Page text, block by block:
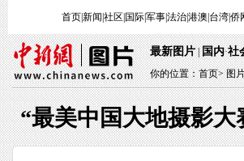
首页|新闻 社区 国际|军事|法治|港澳 台湾|侨
最新图片|国内·社
你的位置：首页>图
“最美中国大地摄影